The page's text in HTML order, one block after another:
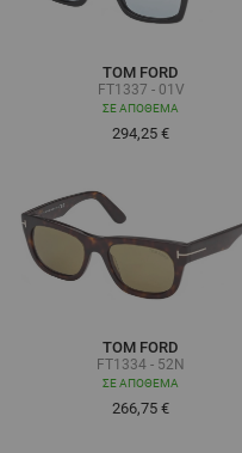
TOM FORD
FT1337 - 01V
ΣΕ ΑΠΌΘΕΜΑ
294,25 €
TOM FORD
FT1334 - 52N
ΣΕ ΑΠΌΘΕΜΑ
266,75 €